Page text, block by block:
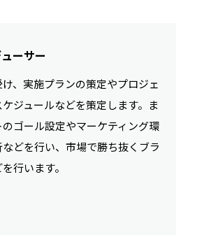
ーサー
、実施プランの策定やプロジェ
ジュールなどを策定します。ま
ゴール設定やマーケティング環
どを行い、市場で勝ち抜くブラ
行います。